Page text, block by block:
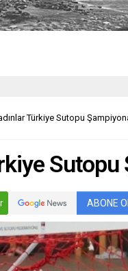
Türkiye Sutopu
Sutopu
ABONE OL